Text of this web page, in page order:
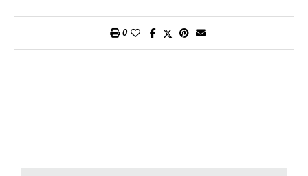
Quante isole ci sono al mondo dunque? Le oscillazioni
0